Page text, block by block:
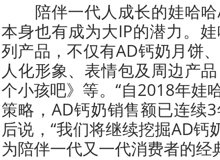
陪伴一代人成长的娃哈哈
本身也有成为大IP的潜力。
列产品，不仅有AD钙奶月饼
人化形象、表情包及周边产
个小孩吧》等。“自2018年娃
策略，AD钙奶销售额已连续
后说，“我们将继续挖掘AD
为陪伴一代又一代消费者的经